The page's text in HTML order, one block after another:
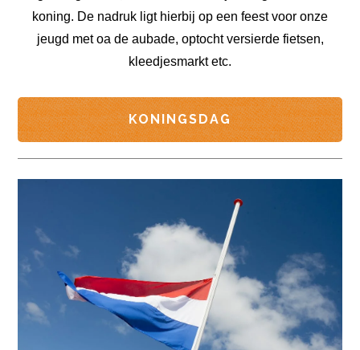
koning. De nadruk ligt hierbij op een feest voor onze
jeugd met oa de aubade, optocht versierde fietsen,
kleedjesmarkt etc.
KONINGSDAG